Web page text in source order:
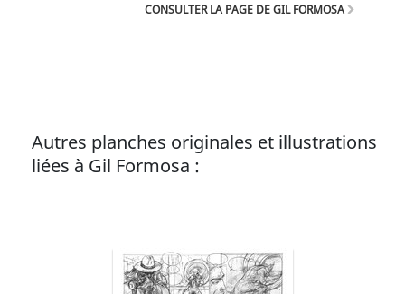
CONSULTER LA PAGE DE GIL FORMOSA
Autres planches originales et illustrations
liées à Gil Formosa :